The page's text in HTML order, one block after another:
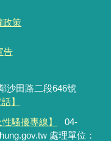
政策
告
鄰沙田路二段646號
】
騷擾專線】
04-
處理單位：